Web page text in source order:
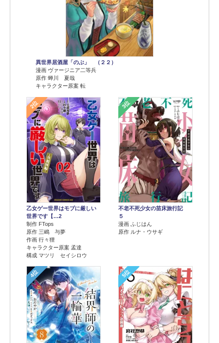
異世界居酒屋「のぶ」 （２２）
漫画 ヴァージニア二等兵
原作 蝉川 夏哉
キャラクター原案 転
2位
乙女ゲー世界はモブに厳しい
世界です【…2
制作 FTops
原作 三嶋 与夢
作画 行々狸
キャラクター原案 孟達
構成 マツリ セイシロウ
3位
不老不死少女の苗床旅行記
５
漫画 ふじはん
原作 ルナ・ウサギ
4位 5位